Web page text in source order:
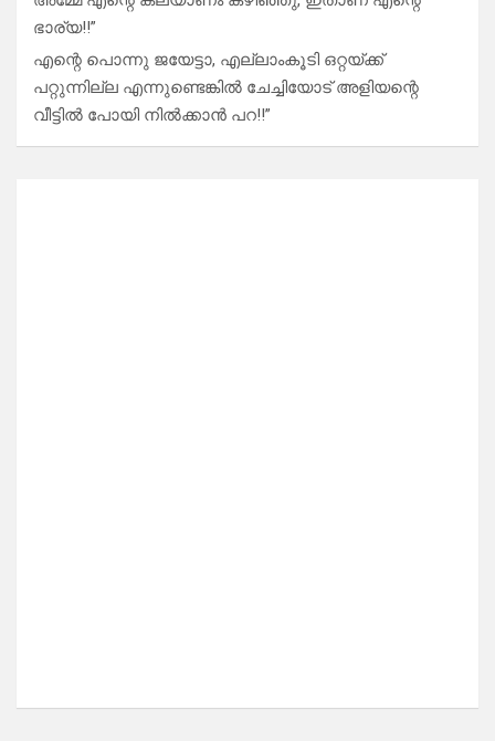
ഭാര്യ!!”
എന്റെ പൊന്നു ജയേട്ടാ, എല്ലാംകൂടി ഒറ്റയ്ക്ക്
പറ്റുന്നില്ല എന്നുണ്ടെങ്കിൽ ചേച്ചിയോട് അളിയന്റെ
വീട്ടിൽ പോയി നിൽക്കാൻ പറ!!”